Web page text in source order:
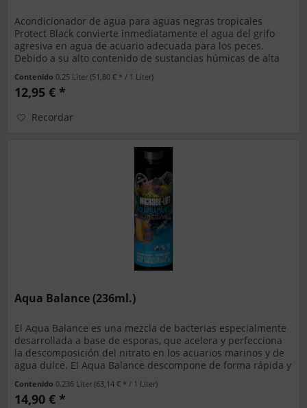
Acondicionador de agua para aguas negras tropicales
Protect Black convierte inmediatamente el agua del grifo
agresiva en agua de acuario adecuada para los peces.
Debido a su alto contenido de sustancias húmicas de alta
Contenido 0.25 Liter(51,80 € * / 1 Liter)
12,95 € *
Recordar
Aqua Balance (236ml.)
El Aqua Balance es una mezcla de bacterias especialmente
desarrollada a base de esporas, que acelera y perfecciona
la descomposición del nitrato en los acuarios marinos y de
agua dulce. El Aqua Balance descompone de forma rápida y
Contenido 0.236 Liter(63,14 € * / 1 Liter)
14,90 € *